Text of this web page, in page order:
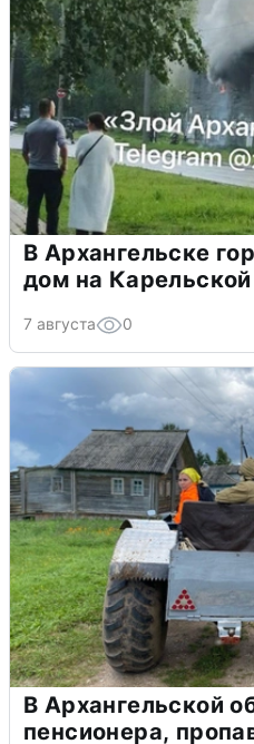
В Архангельске
дом на Карельской
7 августа 0
В Архангельской
пенсионера,